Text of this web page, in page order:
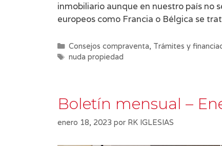
inmobiliario aunque en nuestro país no
europeos como Francia o Bélgica se
Categorías
Consejos compraventa, Trámites y
Etiquetas
nuda propiedad
Boletín mensual –
enero 18, 2023 por RK IGLESIAS